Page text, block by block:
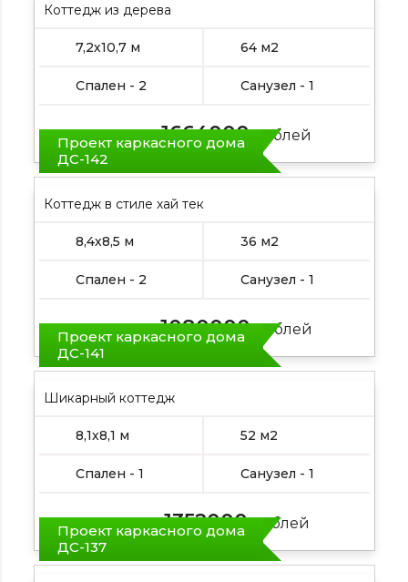
Коттедж из дерева
7,2х10,7 м 64 м2
Спален - 2 Санузел - 1
Цена от: 1664000рублей
Проект каркасного дома
ДС-142
Коттедж в стиле хай тек
8,4х8,5 м 36 м2
Спален - 2 Санузел - 1
Цена от: 1080000рублей
Проект каркасного дома
ДС-141
Шикарный коттедж
8,1х8,1 м 52 м2
Спален - 1 Санузел - 1
Цена от: 1352000рублей
Проект каркасного дома
ДС-137